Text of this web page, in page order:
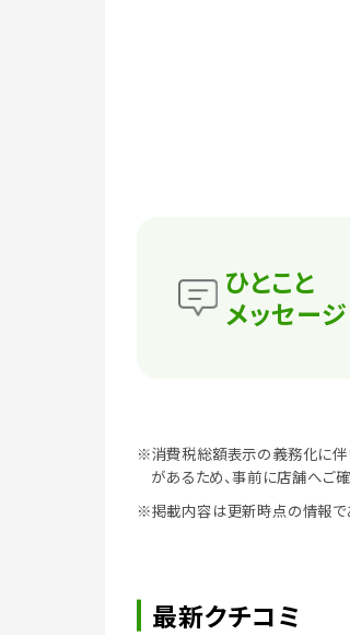
ひとこと
メッセージ
※消費税総額表示の義務化に伴
があるため、事前に店舗へご確
※掲載内容は更新時点の情報で
最新クチコミ